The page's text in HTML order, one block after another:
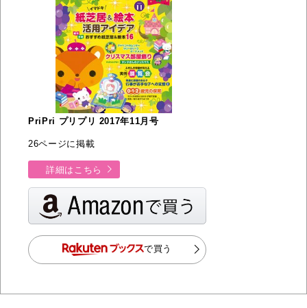
PriPri プリプリ 2017年11月号
26ページに掲載
詳細はこちら
で買う